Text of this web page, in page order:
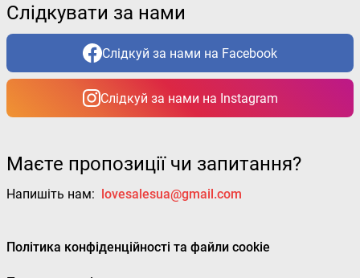
Слідкувати за нами
Слідкуй за нами на Facebook
Слідкуй за нами на Instagram
Маєте пропозиції чи запитання?
Напишіть нам: lovesalesua@gmail.com
Політика конфіденційності та файли cookie